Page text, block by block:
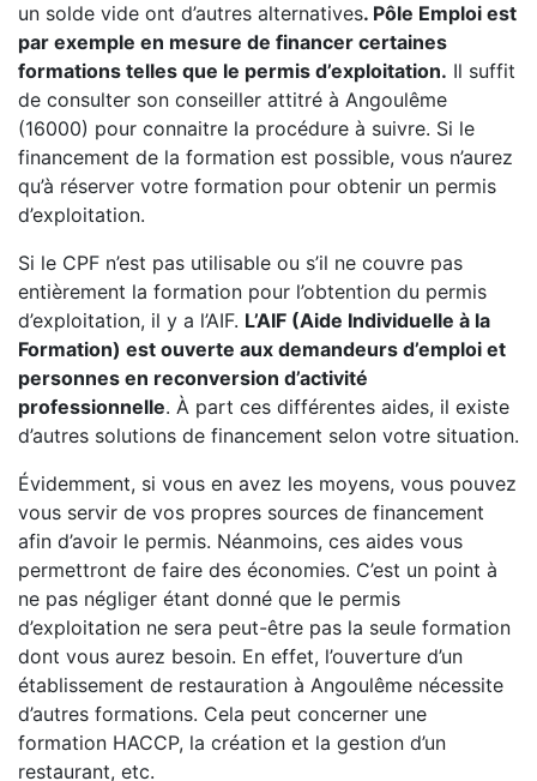
un solde vide ont d’autres alternatives. Pôle Emploi est
par exemple en mesure de financer certaines
formations telles que le permis d’exploitation. Il suffit
de consulter son conseiller attitré à Angoulême
(16000) pour connaitre la procédure à suivre. Si le
financement de la formation est possible, vous n’aurez
qu’à réserver votre formation pour obtenir un permis
d’exploitation.
Si le CPF n’est pas utilisable ou s’il ne couvre pas
entièrement la formation pour l’obtention du permis
d’exploitation, il y a l’AIF. L’AIF (Aide Individuelle à la
Formation) est ouverte aux demandeurs d’emploi et
personnes en reconversion d’activité
professionnelle. À part ces différentes aides, il existe
d’autres solutions de financement selon votre situation.
Évidemment, si vous en avez les moyens, vous pouvez
vous servir de vos propres sources de financement
afin d’avoir le permis. Néanmoins, ces aides vous
permettront de faire des économies. C’est un point à
ne pas négliger étant donné que le permis
d’exploitation ne sera peut-être pas la seule formation
dont vous aurez besoin. En effet, l’ouverture d’un
établissement de restauration à Angoulême nécessite
d’autres formations. Cela peut concerner une
formation HACCP, la création et la gestion d’un
restaurant, etc.